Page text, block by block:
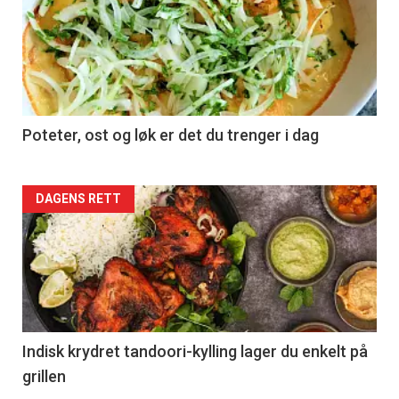
Poteter, ost og løk er det du trenger i dag
Forsiden
akkurat
nå
-
2
DAGENS RETT
Indisk krydret tandoori-kylling lager du enkelt på
grillen